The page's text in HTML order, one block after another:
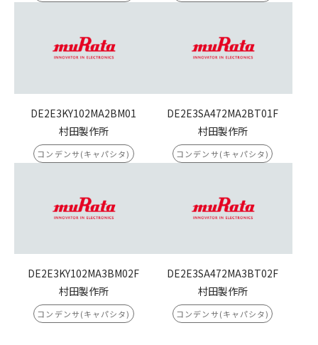
DE2E3KY102MA2BM01
村田製作所
コンデンサ(キャパシタ)
DE2E3SA472MA2BT01F
村田製作所
コンデンサ(キャパシタ)
DE2E3KY102MA3BM02F
村田製作所
コンデンサ(キャパシタ)
DE2E3SA472MA3BT02F
村田製作所
コンデンサ(キャパシタ)